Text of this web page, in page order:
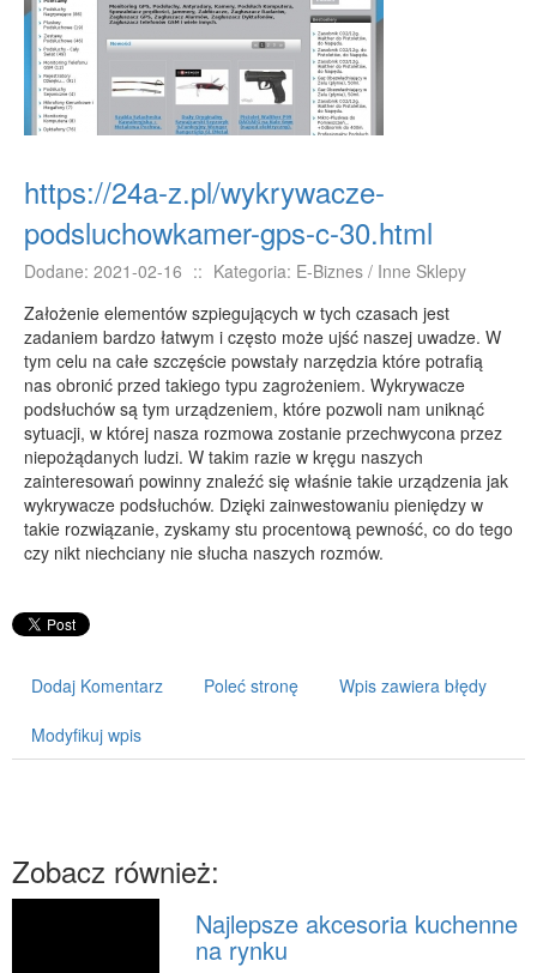
E-BIZNES
Biżuteria
Dla Dzieci
Meble
Wyposażenie Łazienki
Odzież
Sport
Elektronika, RTV, AGD
Art. Dla Zwierząt
Ogród, Rośliny
Chemia
Art. Spożywcze
Materiały Eksploatacyjne
Inne Sklepy
PRZYRZĄDY
Maszyny
Przemysł Metalowy
Transport
Usługi Motoryzacyjne
POPULARYZACJA
https://24a-z.pl/wykrywacze-
podsluchowkamer-gps-c-30.html
Dodane: 2021-02-16 :: Kategoria: E-Biznes / Inne Sklepy
Założenie elementów szpiegujących w tych czasach jest
zadaniem bardzo łatwym i często może ujść naszej uwadze. W
tym celu na całe szczęście powstały narzędzia które potrafią
nas obronić przed takiego typu zagrożeniem. Wykrywacze
podsłuchów są tym urządzeniem, które pozwoli nam uniknąć
sytuacji, w której nasza rozmowa zostanie przechwycona przez
niepożądanych ludzi. W takim razie w kręgu naszych
zainteresowań powinny znaleźć się właśnie takie urządzenia jak
wykrywacze podsłuchów. Dzięki zainwestowaniu pieniędzy w
takie rozwiązanie, zyskamy stu procentową pewność, co do tego
czy nikt niechciany nie słucha naszych rozmów.
Dodaj Komentarz Poleć stronę Wpis zawiera błędy
Modyfikuj wpis
Zobacz również:
Najlepsze akcesoria kuchenne
na rynku